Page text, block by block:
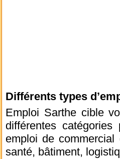
Différents types
Emploi Sarthe cible
différentes
emploi de
santé, bâtiment,